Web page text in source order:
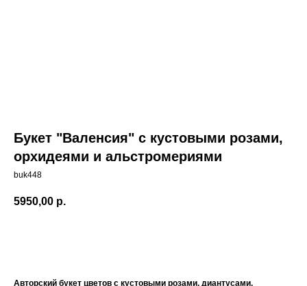
Букет "Валенсия" с кустовыми розами,
орхидеями и альстромериями
buk448
5950,00 р.
Авторский букет цветов с кустовыми розами, диантусами,